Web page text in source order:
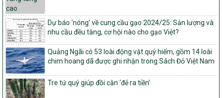
Quy định nguyên tắc, tiêu chí, định mức phân bổ ngân sách trung
ương và tỉ lệ vốn đối ứng ngân sách của địa phương thực hiện
Chương trình mục tiêu quốc gia xây dựng nông thôn mới, giảm
nghèo bền vững và phát triển kinh tế – xã hội vùng đồng bào dân
tộc thiểu số và miền núi giai đoạn 2026 – 2030
1451/QĐ-UBND
Phê duyệt danh sách các xã thuộc nhóm 1, nhóm 2, nhóm 3
trong xây dựng nông thôn mới giai đoạn 2026-2030 trên địa bàn
tỉnh Nghệ An
Dự báo ‘nóng’ về cung cầu gạo 2024/25: Sản lượng và
nhu cầu đều tăng, cơ hội nào cho gạo Việt?
Quảng Ngãi có 53 loài động vật quý hiếm, gồm 14 loài
chim hoang dã được ghi nhận trong Sách Đỏ Việt Nam
Tre tứ quý giúp đồi cằn ‘đẻ ra tiền’